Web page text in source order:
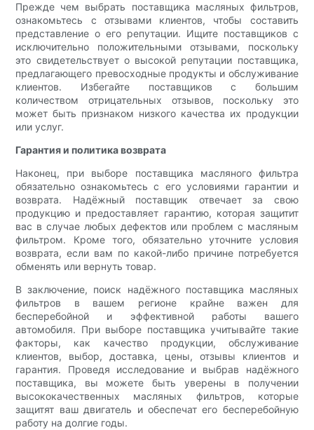
Прежде чем выбрать поставщика масляных фильтров,
ознакомьтесь с отзывами клиентов, чтобы составить
представление о его репутации. Ищите поставщиков с
исключительно положительными отзывами, поскольку
это свидетельствует о высокой репутации поставщика,
предлагающего превосходные продукты и обслуживание
клиентов. Избегайте поставщиков с большим
количеством отрицательных отзывов, поскольку это
может быть признаком низкого качества их продукции
или услуг.
Гарантия и политика возврата
Наконец, при выборе поставщика масляного фильтра
обязательно ознакомьтесь с его условиями гарантии и
возврата. Надёжный поставщик отвечает за свою
продукцию и предоставляет гарантию, которая защитит
вас в случае любых дефектов или проблем с масляным
фильтром. Кроме того, обязательно уточните условия
возврата, если вам по какой-либо причине потребуется
обменять или вернуть товар.
В заключение, поиск надёжного поставщика масляных
фильтров в вашем регионе крайне важен для
бесперебойной и эффективной работы вашего
автомобиля. При выборе поставщика учитывайте такие
факторы, как качество продукции, обслуживание
клиентов, выбор, доставка, цены, отзывы клиентов и
гарантия. Проведя исследование и выбрав надёжного
поставщика, вы можете быть уверены в получении
высококачественных масляных фильтров, которые
защитят ваш двигатель и обеспечат его бесперебойную
работу на долгие годы.